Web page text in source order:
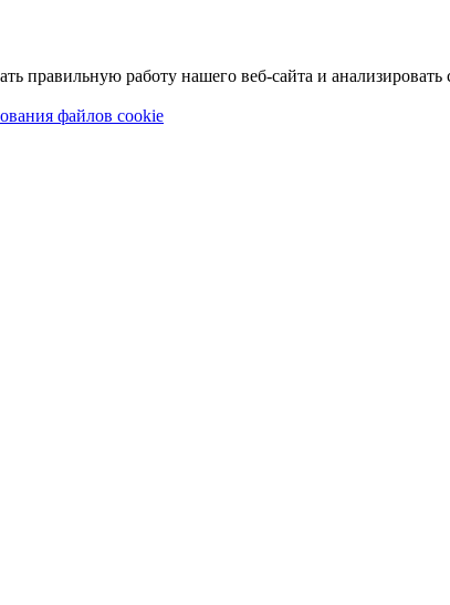
правильную работу нашего веб-сайта и анализировать
файлов cookie